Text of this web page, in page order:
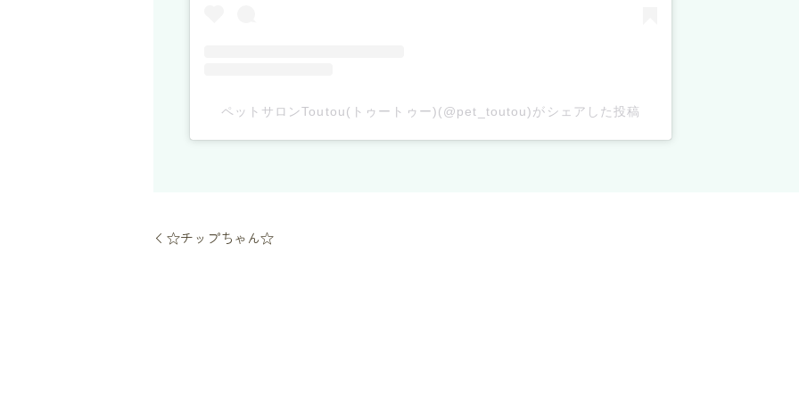
ペットサロンToutou(トゥートゥー)(@pet_toutou)がシェアした投稿
☆チップちゃん☆